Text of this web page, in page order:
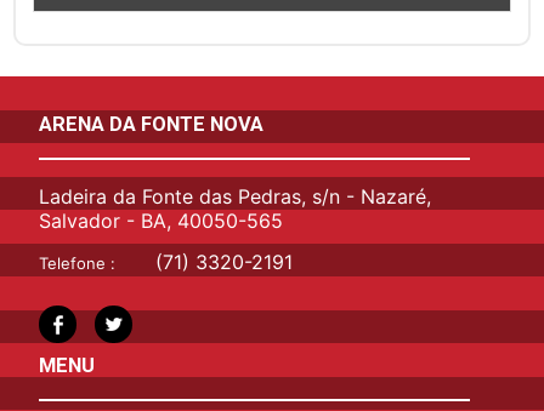
ARENA DA FONTE NOVA
Ladeira da Fonte das Pedras, s/n - Nazaré,
Salvador - BA, 40050-565
Telefone : (71) 3320-2191
MENU